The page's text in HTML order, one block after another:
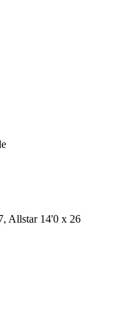
Allstar 14'0 x 26